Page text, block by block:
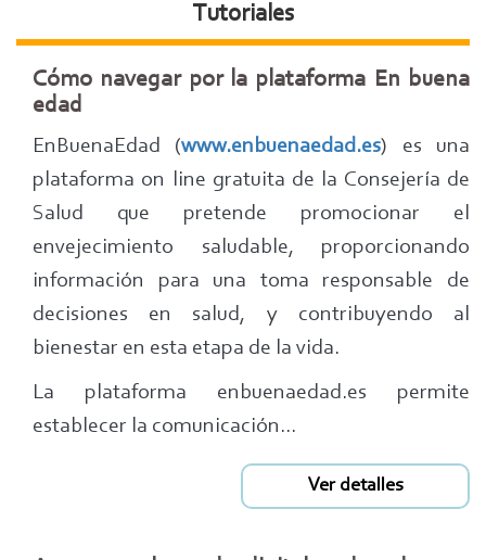
Tutoriales
Cómo navegar por la plataforma En buena
edad
EnBuenaEdad (www.enbuenaedad.es) es una
plataforma on line gratuita de la Consejería de
Salud que pretende promocionar el
envejecimiento saludable, proporcionando
información para una toma responsable de
decisiones en salud, y contribuyendo al
bienestar en esta etapa de la vida.
La plataforma enbuenaedad.es permite
establecer la comunicación...
Ver detalles